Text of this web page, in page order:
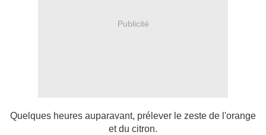
Publicité
Quelques heures auparavant, prélever le zeste de l'orange
et du citron.